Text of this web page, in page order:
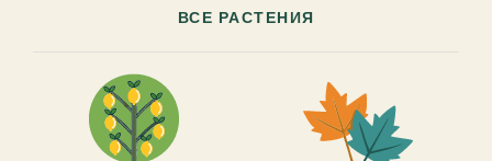
ВСЕ РАСТЕНИЯ